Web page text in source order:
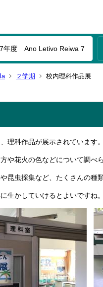
年度 Ano Letivo Reiwa 7
２学期 校内理科作品展
理科作品が展示されています。
や花火の色などについて調べ
昆虫採集など、たくさんの種
生かしていけるとよいですね。